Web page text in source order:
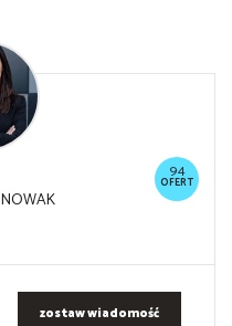
94
OFERT
NOWAK
zostaw wiadomość